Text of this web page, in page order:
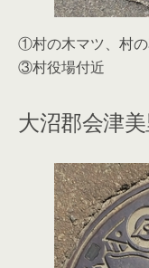
①村の木マツ、村
③村役場付近
大沼郡会津